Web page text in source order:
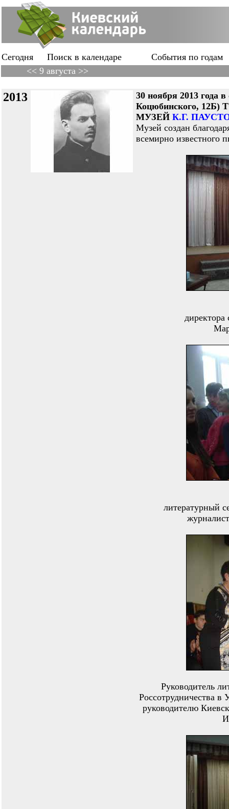
Сегодня Поиск в календаре
События по годам
<< 9 августа >>
2013
30 ноября 2013 года
Коцюбинского,
МУЗЕЙ К.Г.
Музей создан
всемирно известного
литературный
Руководитель
Россотрудничества в
руководителю